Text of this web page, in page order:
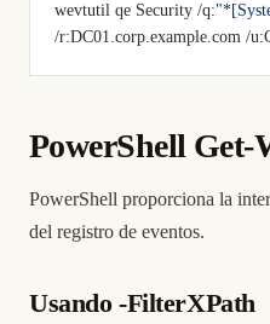
wevtutil qe Security /q:
/r:DC01.corp.example.com /
PowerShell Get-
PowerShell proporciona la
del registro de eventos.
Usando -FilterXPath